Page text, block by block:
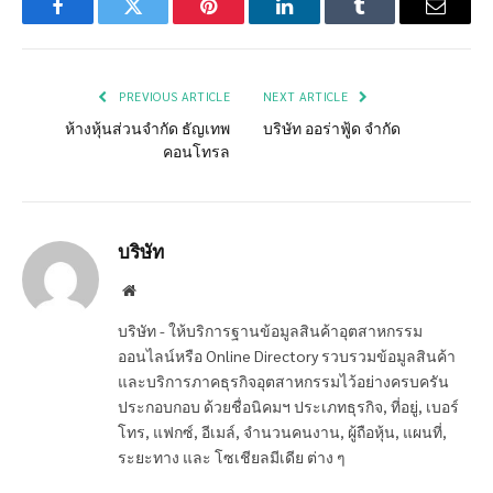
FacebookTwitter Pinterest LinkedInTumblr Email
PREVIOUS ARTICLE
ห้างหุ้นส่วนจำกัด ธัญเทพ
คอนโทรล
NEXT ARTICLE
บริษัท ออร่าฟู้ด จำกัด
บริษัท
Website
บริษัท - ให้บริการฐานข้อมูลสินค้าอุตสาหกรรม
ออนไลน์หรือ Online Directory รวบรวมข้อมูลสินค้า
และบริการภาคธุรกิจอุตสาหกรรมไว้อย่างครบครัน
ประกอบกอบ ด้วยชื่อนิคมฯ ประเภทธุรกิจ, ที่อยู่, เบอร์
โทร, แฟกซ์, อีเมล์, จำนวนคนงาน, ผู้ถือหุ้น, แผนที่,
ระยะทาง และ โซเชียลมีเดีย ต่าง ๆ